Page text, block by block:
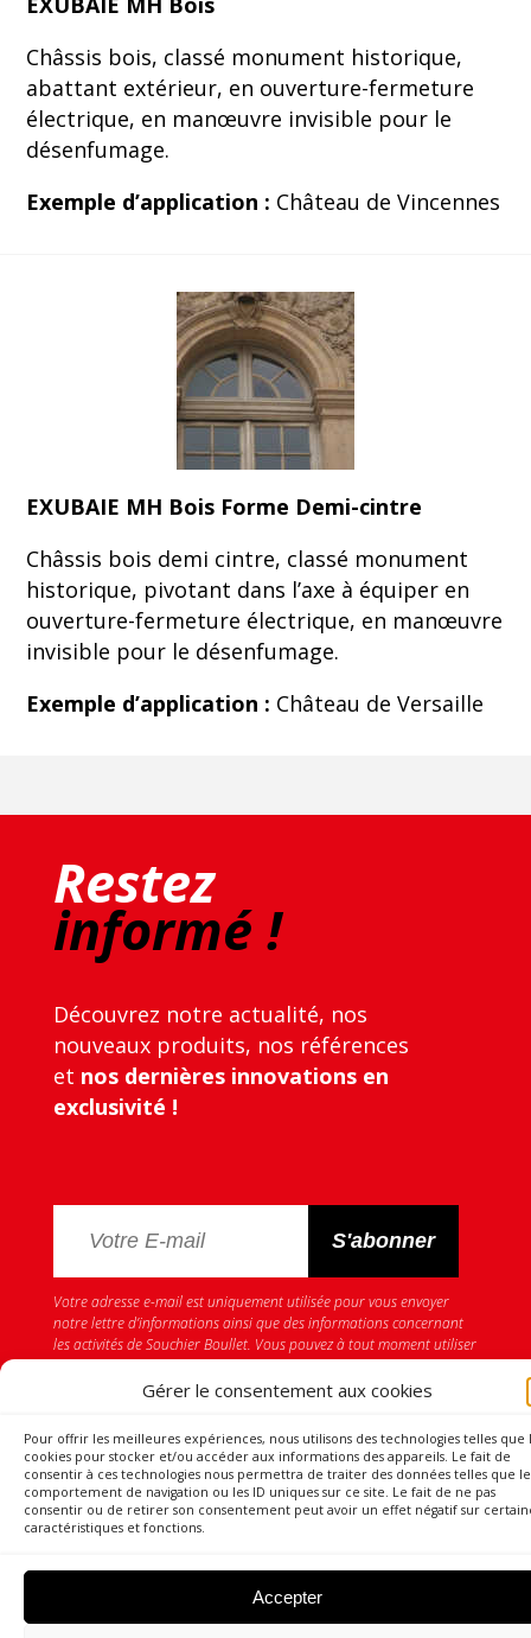
Gérer le consentement aux cookies
Pour offrir les meilleures expériences, nous utilisons des technologies telles que
cookies pour stocker et/ou accéder aux informations des appareils. Le fait de
consentir à ces technologies nous permettra de traiter des données telles que le
comportement de navigation ou les ID uniques sur ce site. Le fait de ne pas
consentir ou de retirer son consentement peut avoir un effet négatif sur
caractéristiques et fonctions.
Accepter
Châssis bois, classé monument historique,
abattant extérieur, en ouverture-fermeture
électrique, en manœuvre invisible pour le
désenfumage.
Exemple d’application : Château de Vincennes
EXUBAIE MH Bois Forme Demi-cintre
Châssis bois demi cintre, classé monument
historique, pivotant dans l’axe à équiper en
ouverture-fermeture électrique, en manœuvre
invisible pour le désenfumage.
Exemple d’application : Château de Versaille
Restez
informé !
Découvrez notre actualité, nos
nouveaux produits, nos références
et nos dernières innovations en
exclusivité !
Votre adresse e-mail est uniquement utilisée pour vous envoyer
notre lettre d’informations ainsi que des informations concernant
les activités de Souchier Boullet. Vous pouvez à tout moment utiliser
le lien de désabonnement intégré dans la newsletter.